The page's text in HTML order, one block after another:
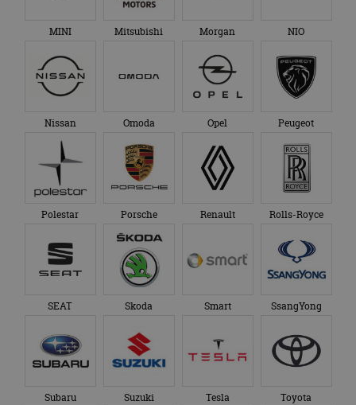
MINI Mitsubishi Morgan NIO
Nissan Omoda Opel Peugeot
Polestar Porsche Renault Rolls-Royce
SEAT Skoda Smart SsangYong
Subaru Suzuki Tesla Toyota